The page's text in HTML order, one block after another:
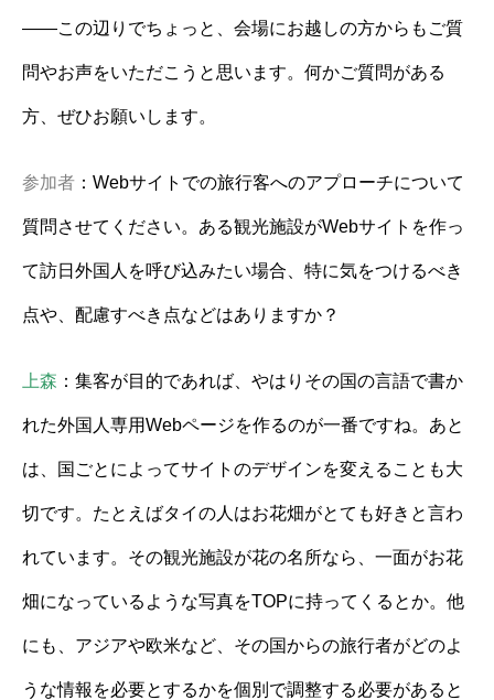
——この辺りでちょっと、会場にお越しの方からもご質
問やお声をいただこうと思います。何かご質問がある
方、ぜひお願いします。
参加者 ：Webサイトでの旅行客へのアプローチについて
質問させてください。ある観光施設がWebサイトを作っ
て訪日外国人を呼び込みたい場合、特に気をつけるべき
点や、配慮すべき点などはありますか？
上森 ：集客が目的であれば、やはりその国の言語で書か
れた外国人専用Webページを作るのが一番ですね。あと
は、国ごとによってサイトのデザインを変えることも大
切です。たとえばタイの人はお花畑がとても好きと言わ
れています。その観光施設が花の名所なら、一面がお花
畑になっているような写真をTOPに持ってくるとか。他
にも、アジアや欧米など、その国からの旅行者がどのよ
うな情報を必要とするかを個別で調整する必要があると